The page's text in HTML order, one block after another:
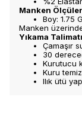
Manken
Boy: 1.75
Manken
Yıkama Talimatı
Çamaşır
30
Kurutucu
Kuru
Ilık ütü